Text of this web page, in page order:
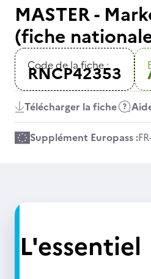
MASTER -
(fiche
Code de la fiche :
RNCP42353
Télécharger la fiche
Supplément Europass :FR
L'essentiel